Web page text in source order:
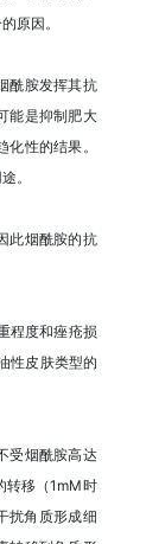
原因。
酰胺发挥其抗
能是抑制肥大
性的结果。
。
此烟酰胺的抗
程度和痤疮损
性皮肤类型的
受烟酰胺高达
转移（1mM时
扰角质形成细